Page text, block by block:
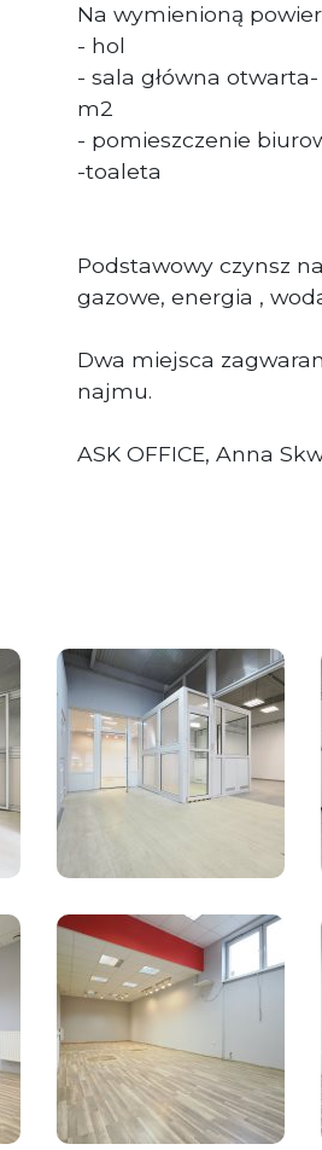
Na wymienioną
- hol
- sala główna
m2
- pomieszczenie
-toaleta
Podstawowy czynsz
gazowe, energia ,
Dwa miejsca
najmu.
ASK OFFICE, Anna